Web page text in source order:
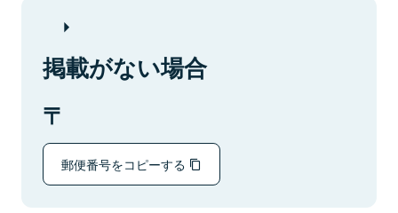
掲載がない場合
郵便番号をコピーする